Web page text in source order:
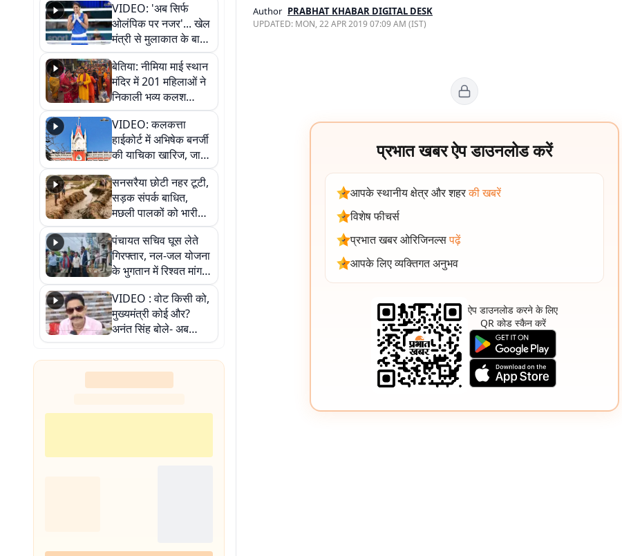
VIDEO: 'अब सिर्फ
ओलंपिक पर नजर'... खेल
मंत्री से मुलाकात के बाद
जैसमीन लंबोरिया का बड़ा
बयान
बेतिया: नीमिया माई स्थान
मंदिर में 201 महिलाओं ने
निकाली भव्य कलश
शोभायात्रा, शिवलिंग
प्राण-प्रतिष्ठा महोत्सव
शुरू
VIDEO: कलकत्ता
हाईकोर्ट में अभिषेक बनर्जी
की याचिका खारिज, जानें
क्या है पूरा मामला
सनसरैया छोटी नहर टूटी,
सड़क संपर्क बाधित,
मछली पालकों को भारी
नुकसान
पंचायत सचिव घूस लेते
गिरफ्तार, नल-जल योजना
के भुगतान में रिश्वत मांगना
पड़ा भारी
VIDEO : वोट किसी को,
मुख्यमंत्री कोई और?
अनंत सिंह बोले- अब
जनता हर चुनाव में देगी
जवाब
Author PRABHAT KHABAR DIGITAL DESK
UPDATED: MON, 22 APR 2019 07:09 AM (IST)
प्रभात खबर ऐप डाउनलोड करें
आपके स्थानीय क्षेत्र और शहरकी खबरें
विशेष फीचर्स
प्रभात खबर ओरिजिनल्सपढ़ें
आपके लिए व्यक्तिगत अनुभव
ऐप डाउनलोड करने के लिए
QR कोड स्कैन करें